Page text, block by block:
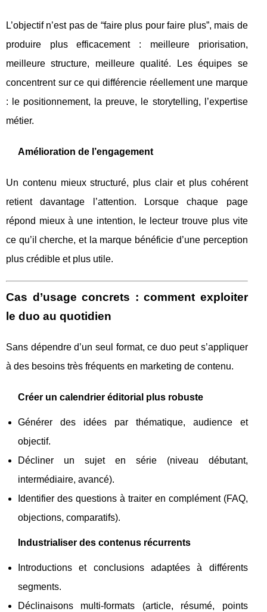
L’objectif n’est pas de “faire plus pour faire plus”, mais de
produire plus efficacement : meilleure priorisation,
meilleure structure, meilleure qualité. Les équipes se
concentrent sur ce qui différencie réellement une marque
: le positionnement, la preuve, le storytelling, l’expertise
métier.
Amélioration de l’engagement
Un contenu mieux structuré, plus clair et plus cohérent
retient davantage l’attention. Lorsque chaque page
répond mieux à une intention, le lecteur trouve plus vite
ce qu’il cherche, et la marque bénéficie d’une perception
plus crédible et plus utile.
Cas d’usage concrets : comment exploiter
le duo au quotidien
Sans dépendre d’un seul format, ce duo peut s’appliquer
à des besoins très fréquents en marketing de contenu.
Créer un calendrier éditorial plus robuste
Générer des idées par thématique, audience et
objectif.
Décliner un sujet en série (niveau débutant,
intermédiaire, avancé).
Identifier des questions à traiter en complément (FAQ,
objections, comparatifs).
Industrialiser des contenus récurrents
Introductions et conclusions adaptées à différents
segments.
Déclinaisons multi-formats (article, résumé, points